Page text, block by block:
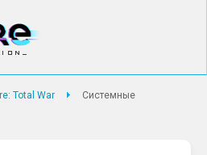
Total War
Системные